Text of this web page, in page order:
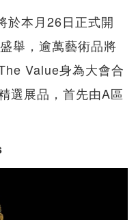
於本月26日正式開
舉，逾萬藝術品將
Value身為大會合
選展品，首先由A區